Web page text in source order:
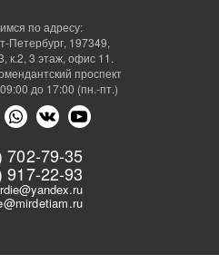
702-79-35
917-22-93
по адресу:
197349,
к.2, 3 этаж, офис 11.
проспект
до 17:00 (пн.-пт.)